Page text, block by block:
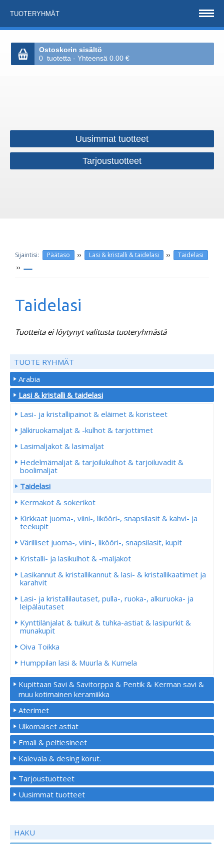
TUOTERYHMÄT
Ostoskorin sisältö
0 tuotetta - Yhteensä 0.00 €
Uusimmat tuotteet
Tarjoustuotteet
Päätaso ›› Lasi & kristalli & taidelasi ›› Taidelasi
››
Taidelasi
Tuotteita ei löytynyt valitusta tuoteryhmästä
TUOTE RYHMÄT
Arabia
Lasi & kristalli & taidelasi
Lasi- ja kristallipainot & eläimet & koristeet
Jälkiruokamaljat & -kulhot & tarjottimet
Lasimaljakot & lasimaljat
Hedelmämaljat & tarjoilukulhot & tarjoiluvadit &
boolimaljat
Taidelasi
Kermakot & sokerikot
Kirkkaat juoma-, viini-, likööri-, snapsilasit & kahvi- ja
teekupit
Värilliset juoma-, viini-, likööri-, snapsilasit, kupit
Kristalli- ja lasikulhot & -maljakot
Lasikannut & kristallikannut & lasi- & kristallikaatimet ja
karahvit
Lasi- ja kristallilautaset, pulla-, ruoka-, alkuruoka- ja
leipälautaset
Kynttilänjalat & tuikut & tuhka-astiat & lasipurkit &
munakupit
Oiva Toikka
Humppilan lasi & Muurla & Kumela
Kupittaan Savi & Savitorppa & Pentik & Kerman savi &
muu kotimainen keramiikka
Aterimet
Ulkomaiset astiat
Emali & peltiesineet
Kalevala & desing korut.
Tarjoustuotteet
Uusimmat tuotteet
HAKU